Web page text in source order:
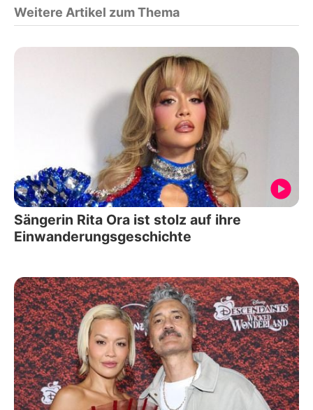
Weitere Artikel zum Thema
Sängerin Rita Ora ist stolz auf ihre
Einwanderungsgeschichte